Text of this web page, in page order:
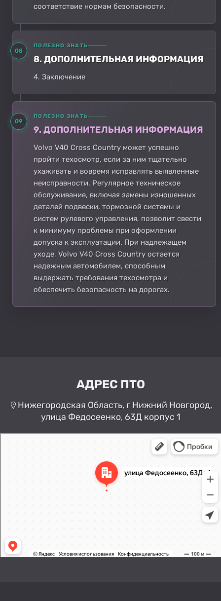
соответствие нормам безопасности.
08
ПОЛЕЗНО ЗНАТЬ
8. ДОПОЛНИТЕЛЬНАЯ ИНФОРМАЦИЯ
4. Заключение
09
ПОЛЕЗНО ЗНАТЬ
9. ДОПОЛНИТЕЛЬНАЯ ИНФОРМАЦИЯ
Volvo V40 Cross Country может успешно
пройти техосмотр, если за ним тщательно
ухаживать и вовремя исправлять выявленные
неисправности. Регулярное техническое
обслуживание, включая замены изношенных
деталей подвески, тормозной системы и
систем рулевого управления, позволит свести
к минимуму проблемы при оформлении
допуска к эксплуатации. При надлежащем
уходе, Volvo V40 Cross Country остается
надежным автомобилем, способным
выдержать требования техосмотра и
обеспечить безопасность на дорогах.
АДРЕС ПТО
Нижегородская Область, г Нижний Новгород,
улица Федосеенко, 63Д корпус 1
Нижний Новгород
Улица Федосеенко, 63Дк1 —